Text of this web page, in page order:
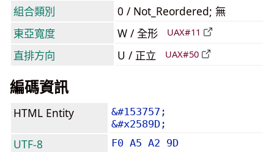
組合類別
0 / Not_Reordered; 無
東亞寬度
W / 全形 UAX#11
直排方向 U / 正立 UAX#50
編碼資訊
HTML Entity
&#153757;
&#x2589D;
UTF-8 F0 A5 A2 9D